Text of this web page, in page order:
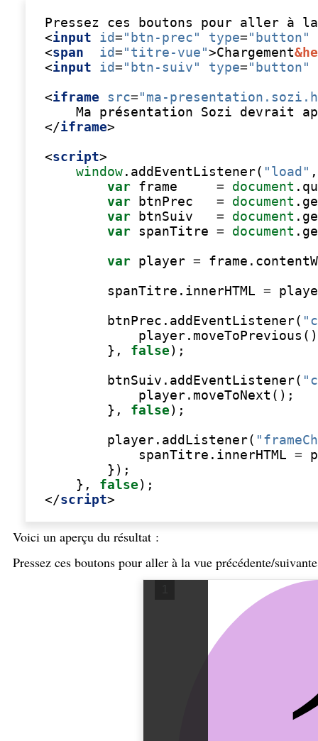
Pressez ces boutons pour aller à
<input id="btn-prec" type="button"
<span id="titre-vue">Chargement
<input id="btn-suiv" type="button"
<iframe src="ma-
</iframe>
<script>
window. addEventListener( "load" ,
var frame = document .
var btnPrec = document .
var btnSuiv = document .
var spanTitre = document .
var player = frame .
spanTitre . innerHTML =
btnPrec . addEventListener(
player. moveToPrevious
},
false);
btnSuiv . addEventListener(
player. moveToNext ();
},
false);
player. addListener(
spanTitre . innerHTML =
});
},
false);
</script>
Voici un aperçu du résultat :
Pressez ces boutons pour aller à la vue précédente/